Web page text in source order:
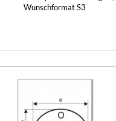
Wunschformat S3